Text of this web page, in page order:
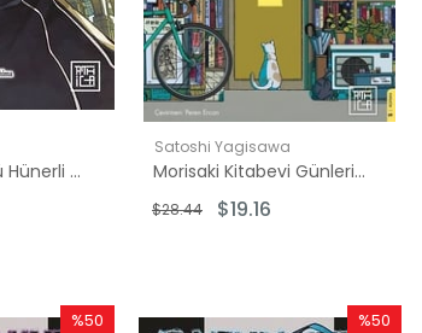
Sıradan Bir Köylü Hünerli Bir Kılıç Ustası Oluyor Cilt 6
Satoshi Yagisawa
Morisaki Kitabevi Günleri - İyi Hisset Serisi
$19.16
$28.44
%50
%50